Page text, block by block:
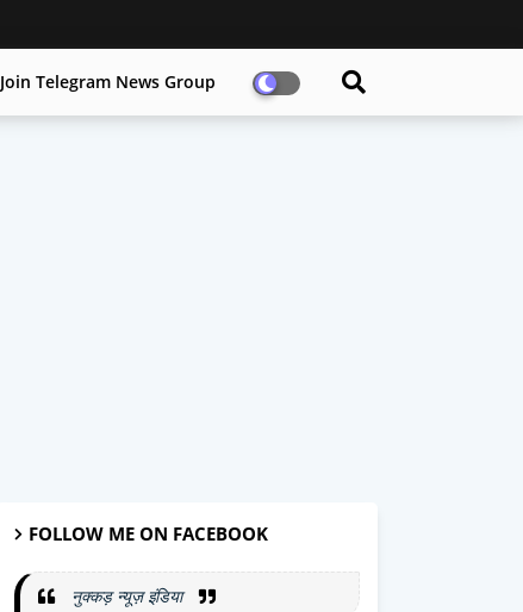
Join Telegram News Group
FOLLOW ME ON FACEBOOK
नुक्कड़ न्यूज़ इंडिया